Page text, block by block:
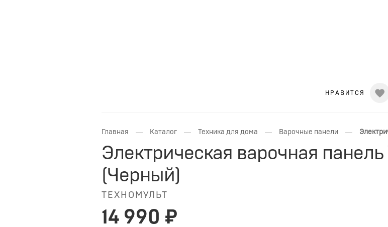
НРАВИТСЯ
Главная — Каталог — Техника для дома — Варочные панели —
Электрическая варочная панель
(Черный)
ТЕХНОМУЛЬТ
14 990 ₽